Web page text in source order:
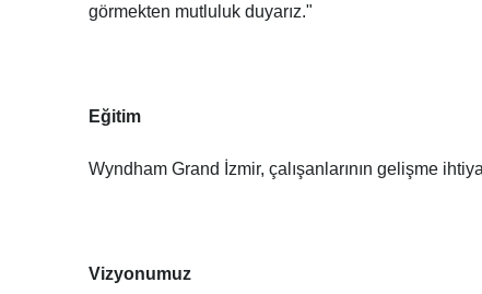
görmekten mutluluk duyarız."
Eğitim
Wyndham Grand İzmir, çalışanlarının gelişme
Vizyonumuz